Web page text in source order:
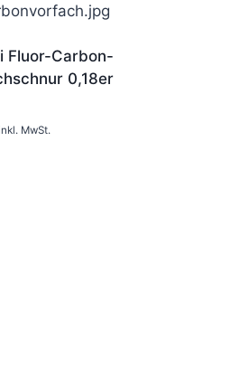
Fluor-Carbon-
0,18er
MwSt.